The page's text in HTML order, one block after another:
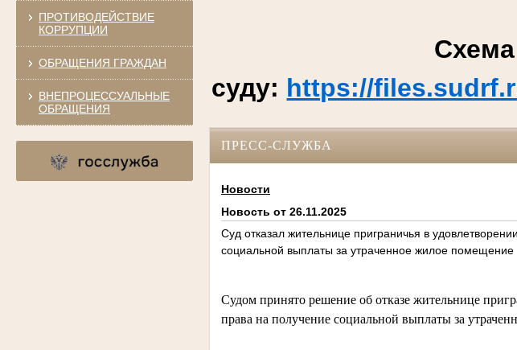
ПРОТИВОДЕЙСТВИЕ
КОРРУПЦИИ
ОБРАЩЕНИЯ ГРАЖДАН
ВНЕПРОЦЕССУАЛЬНЫЕ
ОБРАЩЕНИЯ
суду: https://
ПРЕСС-СЛУЖБА
Новости
Новость от 26.11.2025
Суд отказал жительнице приграничья в
социальной выплаты за утраченное жилое помещение
Судом принято решение об отказе жительнице
права на получение социальной выплаты за